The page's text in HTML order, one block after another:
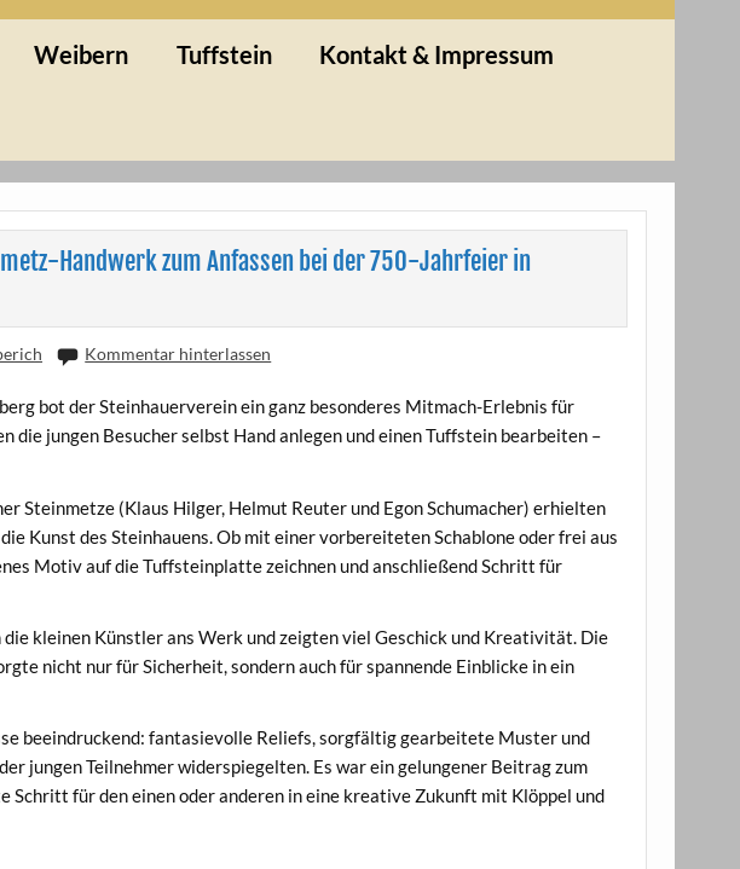
Weibern Tuffstein Kontakt & Impressum
Handwerk zum Anfassen bei der 750-Jahrfeier in
Kommentar hinterlassen
bot der Steinhauerverein ein ganz besonderes Mitmach-Erlebnis für
die jungen Besucher selbst Hand anlegen und einen Tuffstein bearbeiten –
Steinmetze (Klaus Hilger, Helmut Reuter und Egon Schumacher) erhielten
Kunst des Steinhauens. Ob mit einer vorbereiteten Schablone oder frei aus
Motiv auf die Tuffsteinplatte zeichnen und anschließend Schritt für
kleinen Künstler ans Werk und zeigten viel Geschick und Kreativität. Die
nicht nur für Sicherheit, sondern auch für spannende Einblicke in ein
beeindruckend: fantasievolle Reliefs, sorgfältig gearbeitete Muster und
jungen Teilnehmer widerspiegelten. Es war ein gelungener Beitrag zum
Schritt für den einen oder anderen in eine kreative Zukunft mit Klöppel und